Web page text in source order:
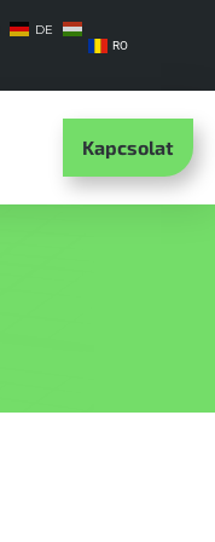
DE
RO
Kapcsolat